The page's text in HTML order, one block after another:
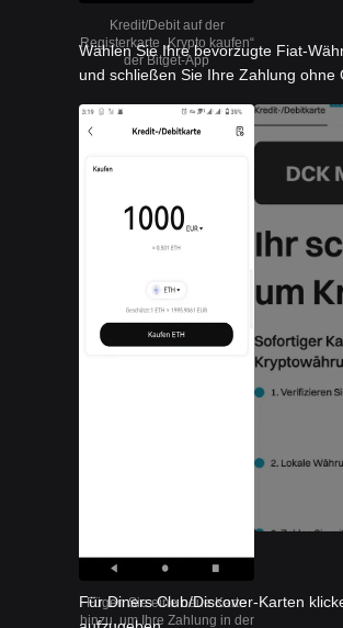
Kredit/Debit auf der
Registerkarte „Krypto kaufen“
der Bitget-App
Wählen Sie Ihre bevorzugte Fiat-
und schließen Sie Ihre Zahlung ohne
Fügen Sie eine neue Karte
hinzu, um Ihre Zahlung in der
Für Diners Club/Discover-Karten